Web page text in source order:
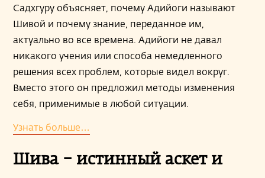
Садхгуру объясняет, почему Адийоги называют
Шивой и почему знание, переданное им,
актуально во все времена. Адийоги не давал
никакого учения или способа немедленного
решения всех проблем, которые видел вокруг.
Вместо этого он предложил методы изменения
себя, применимые в любой ситуации.
Узнать больше…
Шива – истинный аскет и